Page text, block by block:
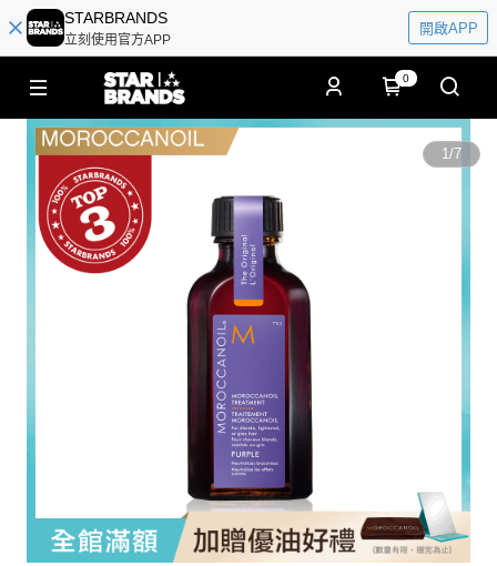
STARBRANDS
立刻使用官方APP
開啟APP
0
1/7